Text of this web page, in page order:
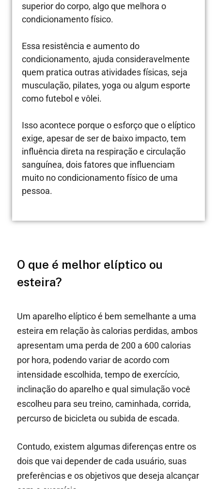
superior do corpo, algo que melhora o
condicionamento físico.
Essa resistência e aumento do
condicionamento, ajuda consideravelmente
quem pratica outras atividades físicas, seja
musculação, pilates, yoga ou algum esporte
como futebol e vôlei.
Isso acontece porque o esforço que o elíptico
exige, apesar de ser de baixo impacto, tem
influência direta na respiração e circulação
sanguínea, dois fatores que influenciam
muito no condicionamento físico de uma
pessoa.
O que é melhor elíptico ou
esteira?
Um aparelho elíptico é bem semelhante a uma
esteira em relação às calorias perdidas, ambos
apresentam uma perda de 200 a 600 calorias
por hora, podendo variar de acordo com
intensidade escolhida, tempo de exercício,
inclinação do aparelho e qual simulação você
escolheu para seu treino, caminhada, corrida,
percurso de bicicleta ou subida de escada.
Contudo, existem algumas diferenças entre os
dois que vai depender de cada usuário, suas
preferências e os objetivos que deseja alcançar